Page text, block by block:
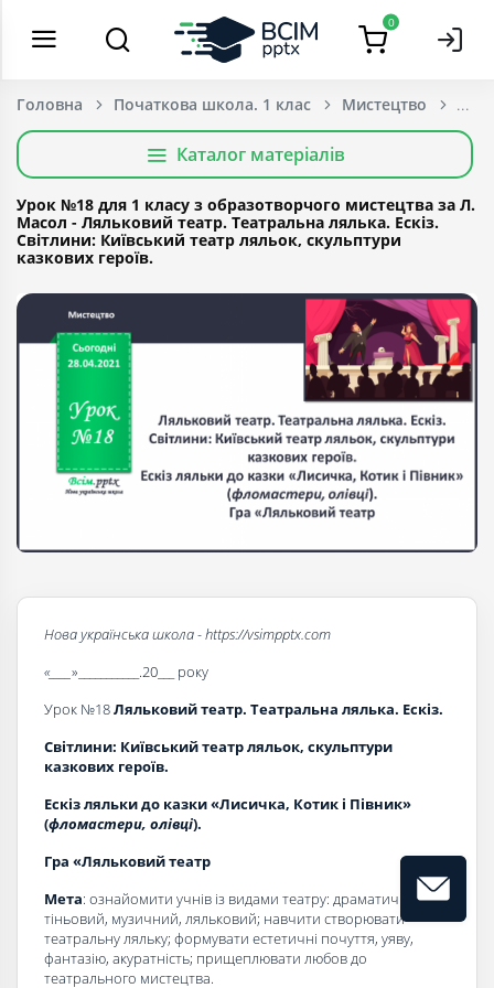
0
Головна Початкова школа. 1 клас Мистецтво
Каталог матеріалів
Урок №18 для 1 класу з образотворчого мистецтва за Л.
Масол - Ляльковий театр. Театральна лялька. Ескіз.
Світлини: Київський театр ляльок, скульптури
казкових героїв.
Нова українська школа - https://vsimpptx.com
«____ »___________.20___ року
Урок №18Ляльковий театр. Театральна лялька. Ескіз.
Світлини: Київський театр ляльок, скульптури
казкових героїв.
Ескіз ляльки до казки «Лисичка, Котик і Півник»
(фломастери, олівці).
Гра «Ляльковий театр
Мета: ознайомити учнів із видами театру: драматичним,
тіньовий, музичний, ляльковий; навчити створювати
театральну ляльку; формувати естетичні почуття, уяву,
фантазію, акуратність; прищеплювати любов до
театрального мистецтва.